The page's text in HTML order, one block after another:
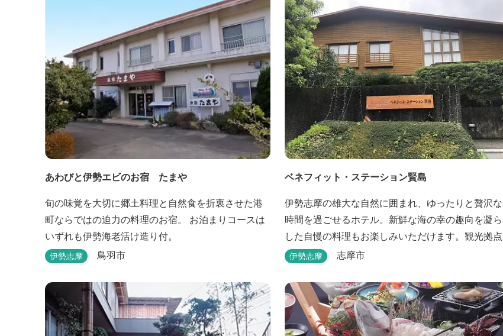
あわびと伊勢エビのお宿 たまや
旬の味覚を大切に郷土料理と自然食を折衷させた港
町ならではの迫力の料理のお宿。 お泊まりコースは
いずれも伊勢海老活け造り付。
伊勢志摩 鳥羽市
ベネフィット・ステーション賢島
伊勢志摩の雄大な自然に囲まれ、ゆったりと贅沢な
時間を過ごせるホテル。新鮮な海の幸の趣向を凝ら
した自慢の料理もお楽しみいただけます。観光拠点
としても最適です。
伊勢志摩 志摩市